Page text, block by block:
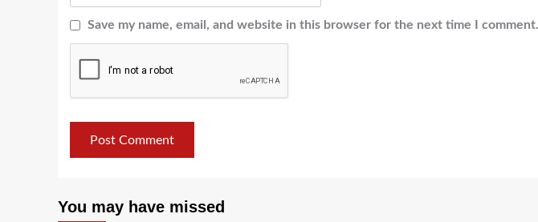
Save my name, email, and website in this browser for the next time I comment.
You may have missed